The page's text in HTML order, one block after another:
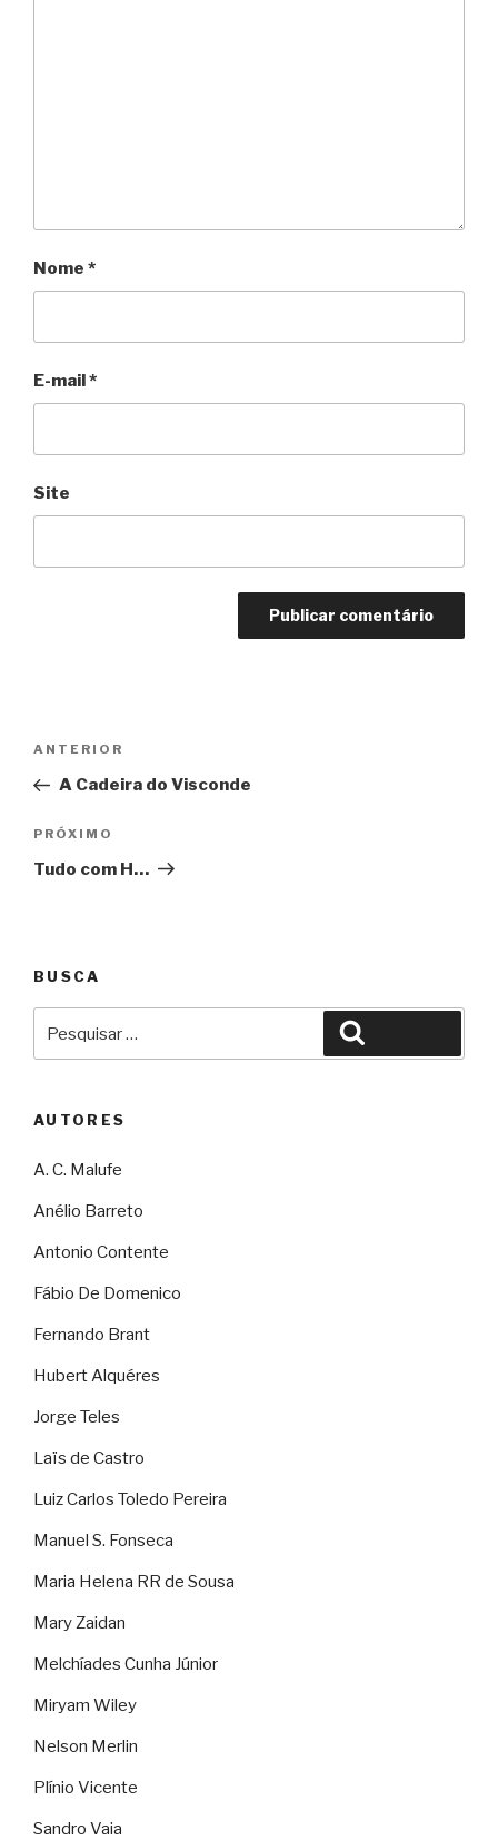
Nome *
E-mail*
Site
Post
Anterior
ANTERIOR
A Cadeira do Visconde
Próximo
PRÓXIMO
Tudo com H…
BUSCA
por:
AUTORES
A. C. Malufe
Anélio Barreto
Antonio Contente
Fábio De Domenico
Fernando Brant
Hubert Alquéres
Jorge Teles
Laïs de Castro
Luiz Carlos Toledo Pereira
Manuel S. Fonseca
Maria Helena RR de Sousa
Mary Zaidan
Melchíades Cunha Júnior
Miryam Wiley
Nelson Merlin
Plínio Vicente
Sandro Vaia